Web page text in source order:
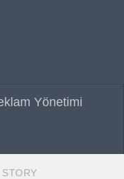
Yönetimi
STORY